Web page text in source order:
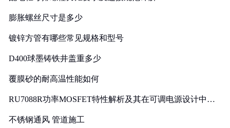
膨胀螺丝尺寸是多少
镀锌方管有哪些常见规格和型号
D400球墨铸铁井盖重多少
覆膜砂的耐高温性能如何
RU7088R功率MOSFET特性解析及其在可调电源设计中的
不锈钢通风 管道施工